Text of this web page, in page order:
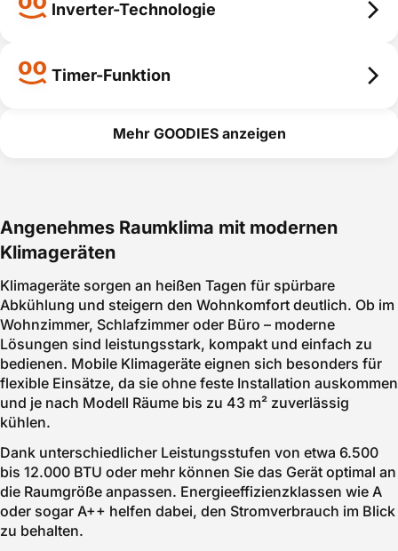
smart erklärt
Kältemittel
Inverter-Technologie
Inverter-
smart erklärt
Timer-Funktion
Timer-Mehr GOODIES anzeigen
Angenehmes Raumklima mit modernen
Klimageräten
Klimageräte sorgen an heißen Tagen für spürbare
Abkühlung und steigern den Wohnkomfort deutlich. Ob im
Wohnzimmer, Schlafzimmer oder Büro – moderne
Lösungen sind leistungsstark, kompakt und einfach zu
bedienen. Mobile Klimageräte eignen sich besonders für
flexible Einsätze, da sie ohne feste Installation auskommen
und je nach Modell Räume bis zu 43 m² zuverlässig
kühlen.
Dank unterschiedlicher Leistungsstufen von etwa 6.500
bis 12.000 BTU oder mehr können Sie das Gerät optimal an
die Raumgröße anpassen. Energieeffizienzklassen wie A
oder sogar A++ helfen dabei, den Stromverbrauch im Blick
zu behalten.